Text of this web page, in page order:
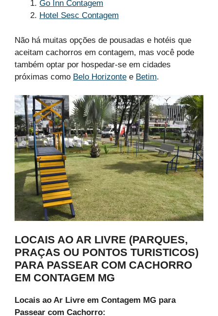
Go Inn Contagem
Hotel Sesc Contagem
Não há muitas opções de pousadas e hotéis que
aceitam cachorros em contagem, mas você pode
também optar por hospedar-se em cidades
próximas como Belo Horizonte e Betim.
LOCAIS AO AR LIVRE (PARQUES,
PRAÇAS OU PONTOS TURISTICOS)
PARA PASSEAR COM CACHORRO
EM CONTAGEM MG
Locais ao Ar Livre em Contagem MG para
Passear com Cachorro: